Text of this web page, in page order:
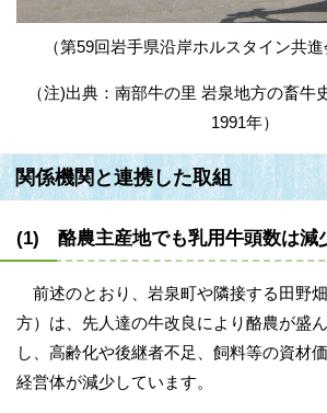
（第59回岩手県沿岸ホルスタイン共進
（注)出典：南部牛の里 岩泉地方の畜牛
1991年）
関係機関と連携した取組
(1) 酪農主産地でも乳用牛頭数は減
前述のとおり、岩泉町や隣接する田野
方）は、先人達の牛改良により酪農が盛
し、高齢化や後継者不足、飼料等の資材
経営体が減少しています。